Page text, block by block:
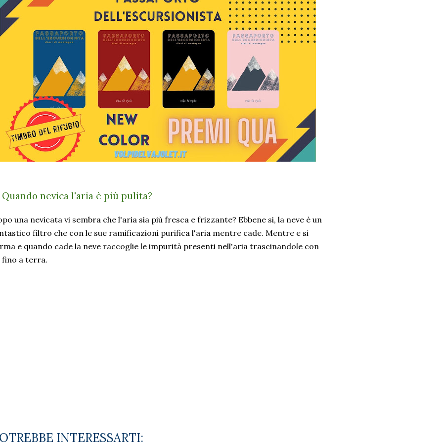
Quando nevica l'aria è più pulita?
una nevicata vi sembra che l'aria sia più fresca e frizzante? Ebbene si, la neve è un
filtro che con le sue ramificazioni purifica l'aria mentre cade. Mentre e si
e quando cade la neve raccoglie le impurità presenti nell'aria trascinandole con
fino a terra.
INTERESSARTI: